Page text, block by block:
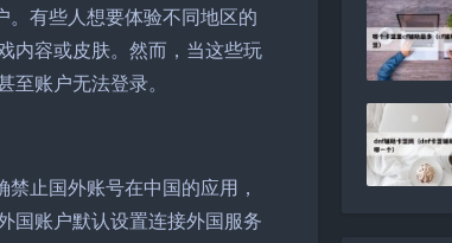
。有些人想要体验不同地区的
内容或皮肤。然而，当这些玩
账户无法登录。
止国外账号在中国的应用，
国账户默认设置连接外国服务